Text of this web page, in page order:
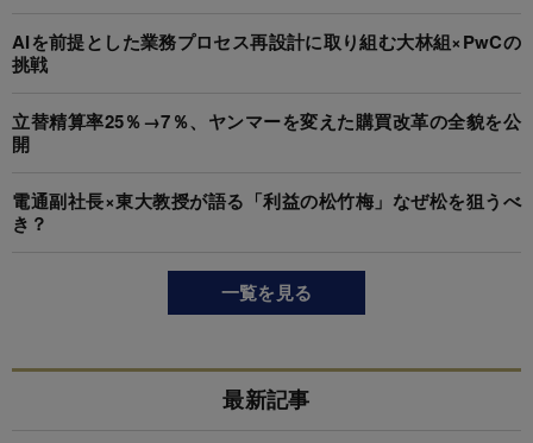
AIを前提とした業務プロセス再設計に取り組む大林組×PwCの
挑戦
立替精算率25％→7％、ヤンマーを変えた購買改革の全貌を公
開
電通副社長×東大教授が語る「利益の松竹梅」なぜ松を狙うべ
き？
一覧を見る
最新記事